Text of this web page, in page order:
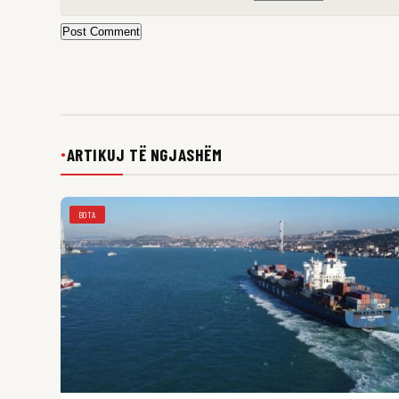
Post Comment
●ARTIKUJ TË NGJASHËM
BOTA